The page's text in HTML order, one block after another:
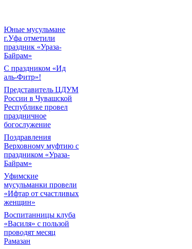
Юные мусульмане
г.Уфа отметили
праздник «Ураза-
Байрам»
С праздником «Ид
аль-Фитр»!
Представитель ЦДУМ
России в Чувашской
Республике провел
праздничное
богослужение
Поздравления
Верховному муфтию с
праздником «Ураза-
Байрам»
Уфимские
мусульманки провели
«Ифтар от счастливых
женщин»
Воспитанницы клуба
«Василя» с пользой
проводят месяц
Рамазан